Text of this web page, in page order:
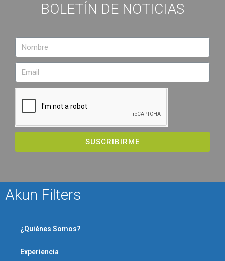
BOLETÍN DE NOTICIAS
SUSCRIBIRME
Akun Filters
¿Quiénes Somos?
Experiencia